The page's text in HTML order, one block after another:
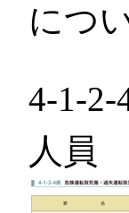
につ
4-1-
人員